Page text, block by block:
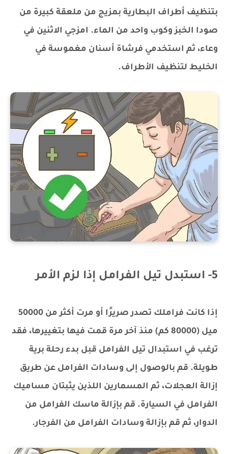
بتنظيف أطراف البطارية بمزيج من ملعقة كبيرة من
صودا الخبز وكوب واحد من الماء. امزجي الاثنين في
وعاء، ثم استخدمي فرشاة أسنان مغموسة في
الخليط لتنظيف الأطراف.
5- استبدل تيل الفرامل إذا لزم الأمر
إذا كانت فراملك تصدر صريرًا أو مرت أكثر من 50000
ميل (80000 كم) منذ آخر مرة قمت فيها بتغييرها، فقد
ترغب في استبدال تيل الفرامل قبل بدء رحلة برية
طويلة. قم بالوصول إلى وسادات الفرامل عن طريق
إزالة العجلات، ثم المسمارين اللذين يثبتان مساميك
الفرامل في السيارة. قم بإزالة ماسك الفرامل من
الدوار، ثم قم بإزالة وسادات الفرامل من الفرجار.